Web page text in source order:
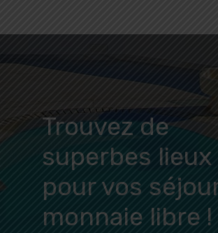
Trouvez de
superbes lieux
pour vos
monnaie libre !